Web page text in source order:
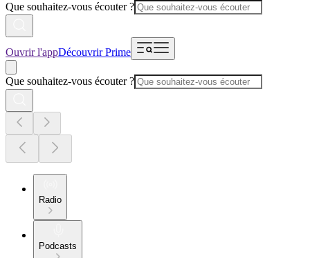
Que souhaitez-vous écouter ?
Ouvrir l'appDécouvrir Prime
Que souhaitez-vous écouter ?
Radio
Podcasts